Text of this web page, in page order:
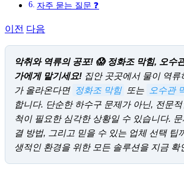
자주 묻는 질문 ❓
이전 다음
악취와 역류의 공포! 😱 정화조 막힘, 오수
가에게 맡기세요! 집안 곳곳에서 물이 역
가 올라온다면 정화조 막힘 또는 오수관
합니다. 단순한 하수구 문제가 아닌, 전문
척이 필요한 심각한 상황일 수 있습니다.
결 방법, 그리고 믿을 수 있는 업체 선택 팁
생적인 환경을 위한 모든 솔루션을 지금 확